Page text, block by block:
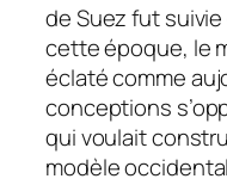
de Suez fut
cette époque, le
éclaté comme
conceptions
qui voulait
modèle